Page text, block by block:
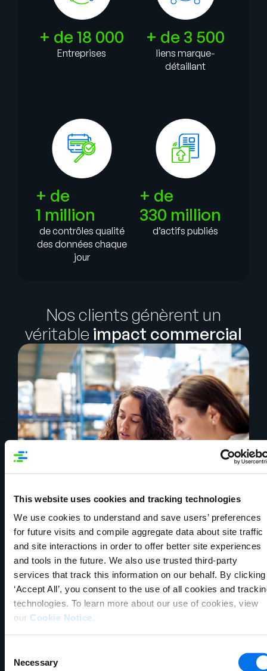
This website uses cookies and tracking technologies
We use cookies to understand and save users’ preferences
for future visits and compile aggregate data about site traffic
and site interactions in order to offer better site experiences
and tools in the future. We also use trusted third-party
services that track this information on our behalf. By clicking
‘Accept All’, you consent to the use of all cookies and
technologies. To learn more about our use of cookies, view
our Cookie Notice.
Selection
Necessary
+ de 18 000
Entreprises
+ de 3 500
liens marque-
détaillant
+ de
1 million
de contrôles qualité
des données chaque
jour
+ de
330 million
d’actifs publiés
Nos clients génèrent un
véritable impact commercial
Réduction des coûts
Un impact financier de 100 millions de
dollars grâce à une gestion efficace des
entrepôts.
Leader technologique Fortune 500